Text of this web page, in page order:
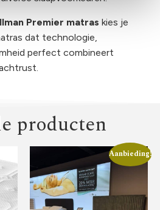
Premier matras kies je
dat technologie,
perfect combineert
producten
Aanbieding!